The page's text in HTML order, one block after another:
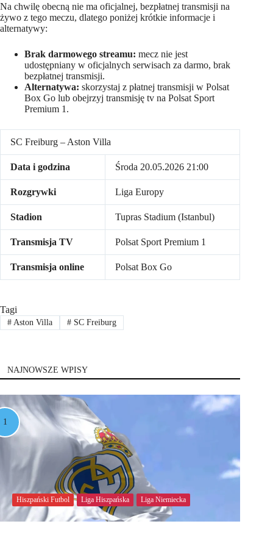
Na chwilę obecną nie ma oficjalnej, bezpłatnej transmisji na
żywo z tego meczu, dlatego poniżej krótkie informacje i
alternatywy:
Brak darmowego streamu: mecz nie jest
udostępniany w oficjalnych serwisach za darmo, brak
bezpłatnej transmisji.
Alternatywa: skorzystaj z płatnej transmisji w Polsat
Box Go lub obejrzyj transmisję tv na Polsat Sport
Premium 1.
SC Freiburg – Aston Villa
Data i godzina Środa 20.05.2026 21:00
Rozgrywki Liga Europy
Stadion Tupras Stadium (Istanbul)
Transmisja TV Polsat Sport Premium 1
Transmisja online Polsat Box Go
Tagi
#Aston Villa #SC Freiburg
NAJNOWSZE WPISY
Hiszpański Futbol Liga Hiszpańska Liga Niemiecka